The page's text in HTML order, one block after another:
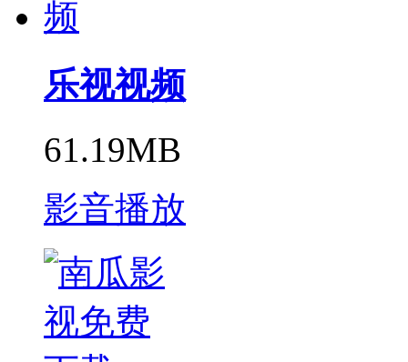
乐视视频
61.19MB
影音播放